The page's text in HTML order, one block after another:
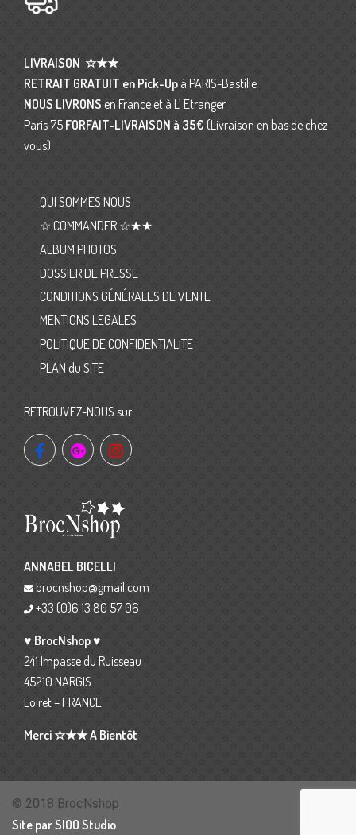
LIVRAISON ☆★★
RETRAIT GRATUIT en Pick-Up à PARIS-Bastille
NOUS LIVRONS en France et à L’ Etranger
Paris 75 FORFAIT-LIVRAISON à 35€ (Livraison en bas de chez
vous)
QUI SOMMES NOUS
☆ COMMANDER ☆★★
ALBUM PHOTOS
DOSSIER DE PRESSE
CONDITIONS GÉNÉRALES DE VENTE
MENTIONS LEGALES
POLITIQUE DE CONFIDENTIALITE
PLAN du SITE
RETROUVEZ-NOUS sur
ANNABEL BICELLI
brocnshop@gmail.com
+33 (0)6 13 80 57 06
♥ BrocNshop ♥
241 Impasse du Ruisseau
45210 NARGIS
Loiret – FRANCE
Merci ☆★★ A Bientôt
© 2018 BrocNshop
Site par SIOO Studio